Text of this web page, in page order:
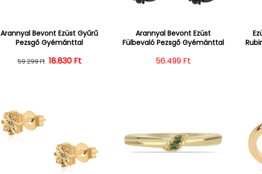
Arannyal Bevont Ezüst Gyűrű
Pezsgő Gyémánttal
Normál ár
59.299 Ft Kedvezményes ár
18.830 Ft
Arannyal Bevont Ezüst
Fülbevaló Pezsgő Gyémánttal
Normál ár
56.499 Ft